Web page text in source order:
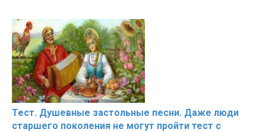
Тест. Душевные застольные песни. Даже люди
старшего поколения не могут пройти тест с